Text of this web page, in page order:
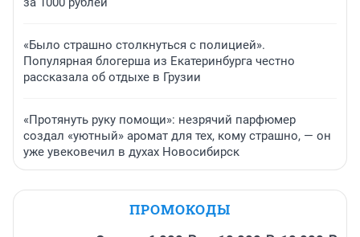
«Было страшно столкнуться с полицией».
Популярная блогерша из Екатеринбурга честно
рассказала об отдыхе в Грузии
«Протянуть руку помощи»: незрячий парфюмер
создал «уютный» аромат для тех, кому страшно, — он
уже увековечил в духах Новосибирск
ПРОМОКОДЫ